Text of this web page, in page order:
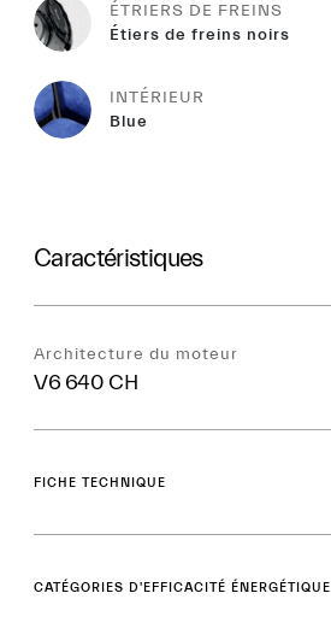
ÉTRIERS DE FREINS
Étiers de freins noirs
INTÉRIEUR
Blue
Caractéristiques
Architecture du moteur
V6 640 CH
FICHE TECHNIQUE
CATÉGORIES D'EFFICACITÉ ÉNERGÉTIQUE